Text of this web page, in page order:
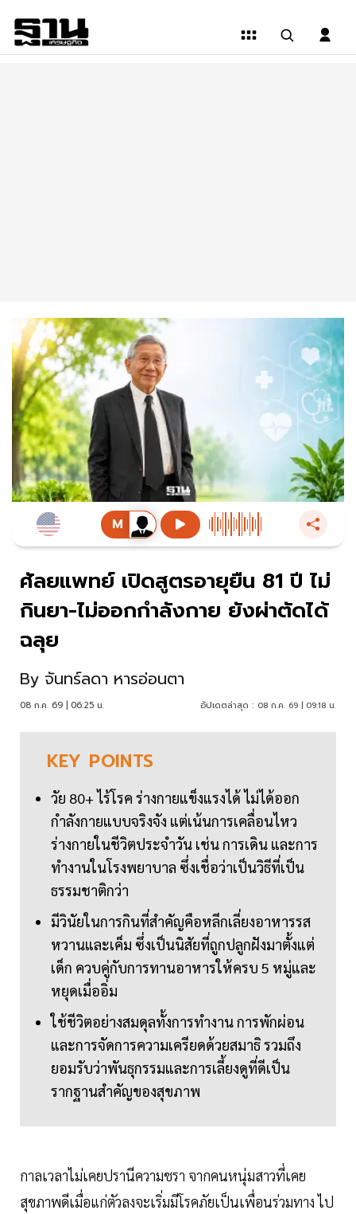
ศัลยแพทย์ เปิดสูตรอายุยืน 81 ปี ไม่
กินยา-ไม่ออกกำลังกาย ยังผ่าตัดได้
ฉลุย
By จันทร์ลดา หารอ่อนตา
08 ก.ค. 69 | 06:25 น. อัปเดตล่าสุด : 08 ก.ค. 69 | 09:18 น.
KEY POINTS
วัย 80+ ไร้โรค ร่างกายแข็งแรงได้ ไม่ได้ออก
กำลังกายแบบจริงจัง แต่เน้นการเคลื่อนไหว
ร่างกายในชีวิตประจำวัน เช่น การเดิน และการ
ทำงานในโรงพยาบาล ซึ่งเชื่อว่าเป็นวิธีที่เป็น
ธรรมชาติกว่า
มีวินัยในการกินที่สำคัญคือหลีกเลี่ยงอาหารรส
หวานและเค็ม ซึ่งเป็นนิสัยที่ถูกปลูกฝังมาตั้งแต่
เด็ก ควบคู่กับการทานอาหารให้ครบ 5 หมู่และ
หยุดเมื่ออิ่ม
ใช้ชีวิตอย่างสมดุลทั้งการทำงาน การพักผ่อน
และการจัดการความเครียดด้วยสมาธิ รวมถึง
ยอมรับว่าพันธุกรรมและการเลี้ยงดูที่ดีเป็น
รากฐานสำคัญของสุขภาพ
กาลเวลาไม่เคยปรานีความชรา จากคนหนุ่มสาวที่เคย
สุขภาพดีเมื่อแก่ตัวลงจะเริ่มมีโรคภัยเป็นเพื่อนร่วมทาง ไป